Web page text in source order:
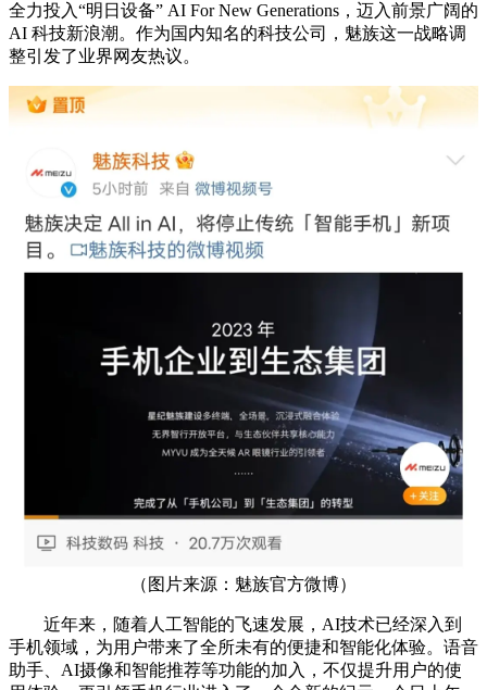
全力投入“明日设备” AI For New Generations，迈入前景广阔的
AI 科技新浪潮。作为国内知名的科技公司，魅族这一战略调
整引发了业界网友热议。
（图片来源：魅族官方微博）
近年来，随着人工智能的飞速发展，AI技术已经深入到
手机领域，为用户带来了全所未有的便捷和智能化体验。语音
助手、AI摄像和智能推荐等功能的加入，不仅提升用户的使